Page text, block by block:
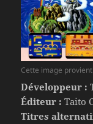
Cette image
Développeur :
Éditeur : Taito
Titres